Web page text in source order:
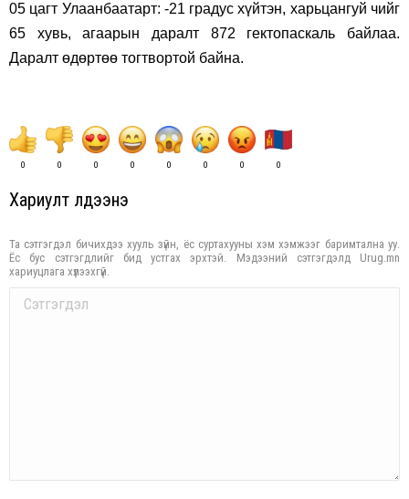
05 цагт Улаанбаатарт: -21 градус хүйтэн, харьцангуй чийг
65 хувь, агаарын даралт 872 гектопаскаль байлаа.
Даралт өдөртөө тогтвортой байна.
0 0 0 0 0 0 0 0
Хариулт үлдээнэ үү
Та сэтгэгдэл бичихдээ хууль зүйн, ёс суртахууны хэм хэмжээг баримтална уу.
Ёс бус сэтгэгдлийг бид устгах эрхтэй. Мэдээний сэтгэгдэлд Urug.mn
хариуцлага хүлээхгүй.
Comment